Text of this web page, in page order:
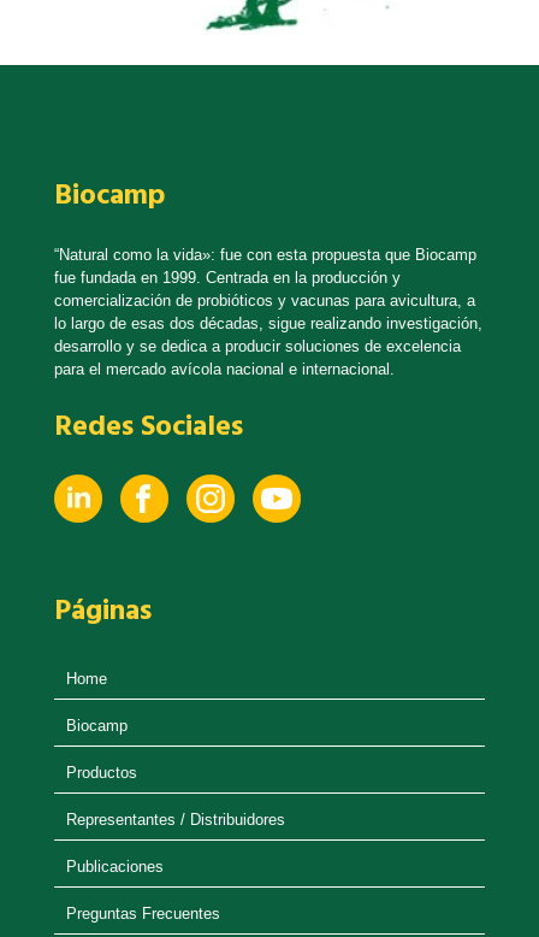
Biocamp
“Natural como la vida»: fue con esta propuesta que Biocamp
fue fundada en 1999. Centrada en la producción y
comercialización de probióticos y vacunas para avicultura, a
lo largo de esas dos décadas, sigue realizando investigación,
desarrollo y se dedica a producir soluciones de excelencia
para el mercado avícola nacional e internacional.
Redes Sociales
Páginas
Home
Biocamp
Productos
Representantes / Distribuidores
Publicaciones
Preguntas Frecuentes